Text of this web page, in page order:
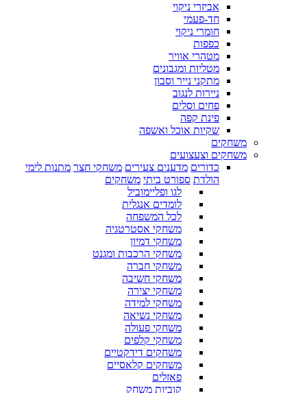
אביזרי ניקוי
חד-פעמי
חומרי ניקוי
כפפות
מטהרי אוויר
מטליות ומגבונים
מתקני נייר וסבון
ניירות לנגוב
פחים וסלים
פינת קפה
שקיות אוכל ואשפה
משחקים
משחקים וצעצועים
כדורים מדענים צעירים משחקי חצר מתנות לימי
הולדת ספורט ביתי משחקים
לגו ופליימוביל
לומדים אנגלית
לכל המשפחה
משחקי אסטרטגיה
משחקי דמיון
משחקי הרכבות ומגנט
משחקי חברה
משחקי חשיבה
משחקי יצירה
משחקי למידה
משחקי נשיאה
משחקי פעולה
משחקי קלפים
משחקים דידקטיים
משחקים קלאסיים
פאזלים
קוביות משחק